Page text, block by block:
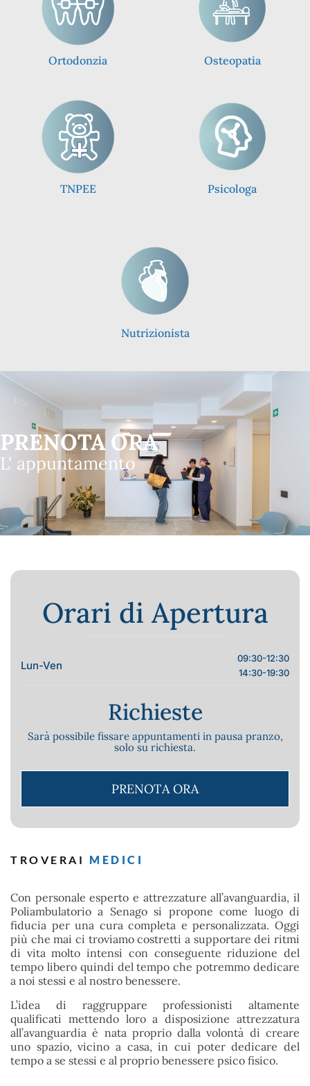
Ortodonzia Osteopatia
TNPEE Psicologa
Nutrizionista
PRENOTA ORA
L' appuntamento
Orari di Apertura
Lun-Ven
09:30-12:30
14:30-19:30
Richieste
Sarà possibile fissare appuntamenti in pausa pranzo,
solo su richiesta.
PRENOTA ORA
TROVERAI MEDICI
Con personale esperto e attrezzature all’avanguardia, il
Poliambulatorio a Senago si propone come luogo di
fiducia per una cura completa e personalizzata. Oggi
più che mai ci troviamo costretti a supportare dei ritmi
di vita molto intensi con conseguente riduzione del
tempo libero quindi del tempo che potremmo dedicare
a noi stessi e al nostro benessere.
L’idea di raggruppare professionisti altamente
qualificati mettendo loro a disposizione attrezzatura
all’avanguardia è nata proprio dalla volontà di creare
uno spazio, vicino a casa, in cui poter dedicare del
tempo a se stessi e al proprio benessere psico fisico.